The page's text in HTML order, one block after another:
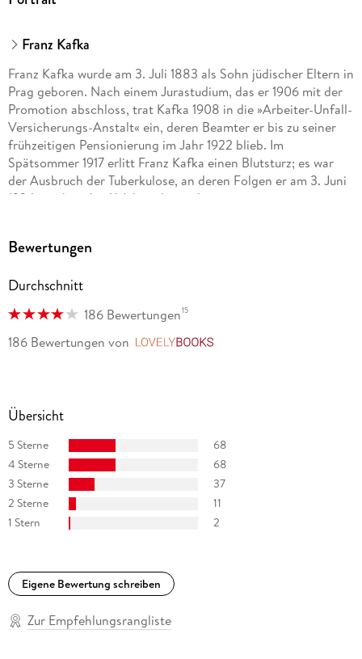
Franz Kafka
Franz Kafka wurde am 3. Juli 1883 als Sohn jüdischer Eltern in
Prag geboren. Nach einem Jurastudium, das er 1906 mit der
Promotion abschloss, trat Kafka 1908 in die »Arbeiter-Unfall-
Versicherungs-Anstalt« ein, deren Beamter er bis zu seiner
frühzeitigen Pensionierung im Jahr 1922 blieb. Im
Spätsommer 1917 erlitt Franz Kafka einen Blutsturz; es war
der Ausbruch der Tuberkulose, an deren Folgen er am 3. Juni
1924, noch nicht 41 Jahre alt, starb.
Bewertungen
Durchschnitt
186 Bewertungen15
186 Bewertungen von
Übersicht
5 Sterne
68
4 Sterne
68
3 Sterne
37
2 Sterne
11
1 Stern
2
Eigene Bewertung schreiben
Zur Empfehlungsrangliste